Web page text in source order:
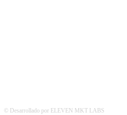
© Desarrollado por ELEVEN MKT LABS